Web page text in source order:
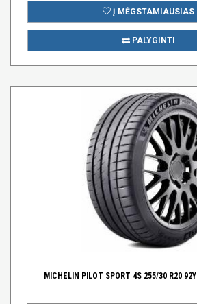
Į MĖGSTAMIAUSIAS
PALYGINTI
MICHELIN PILOT SPORT 4S 255/30 R20 92Y